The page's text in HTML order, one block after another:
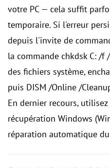
votre PC — cela suffit
temporaire. Si l'erreur
depuis l'invite de
la commande chkdsk C: /
des fichiers système,
puis DISM /Online /
En dernier recours,
récupération Windows
réparation automatique